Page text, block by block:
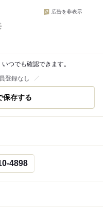
広告を非表示
つでも確認できます。
登録なし
保存する
4898